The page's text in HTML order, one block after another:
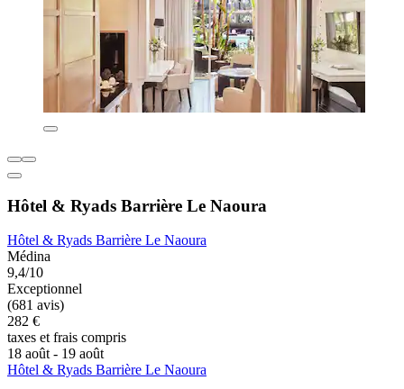
Hôtel & Ryads Barrière Le Naoura
Hôtel & Ryads Barrière Le Naoura
Médina
9,4/10
Exceptionnel
(681 avis)
282 €
taxes et frais compris
18 août - 19 août
Hôtel & Ryads Barrière Le Naoura